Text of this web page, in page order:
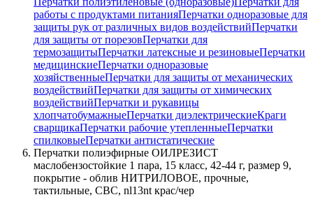
работы с продуктами питанияПерчатки одноразовые для
защиты рук от различных видов воздействийПерчатки
для защиты от порезовПерчатки для
термозащитыПерчатки латексные и резиновыеПерчатки
медицинскиеПерчатки одноразовые
хозяйственныеПерчатки для защиты от механических
воздействийПерчатки для защиты от химических
воздействийПерчатки и рукавицы
хлопчатобумажныеПерчатки диэлектрическиеКраги
сварщикаПерчатки рабочие утепленныеПерчатки
спилковыеПерчатки антистатические
Перчатки полиэфирные ОИЛРЕЗИСТ
маслобензостойкие 1 пара, 15 класс, 42-44 г, размер 9,
покрытие - облив НИТРИЛОВОЕ, прочные,
тактильные, СВС, nl13nt крас/чер